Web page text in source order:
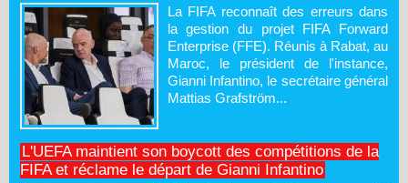
La FIFA reconnaît des erreurs dans
la gestion du projet FIFA Forward
Enterprise (FFE). Réunis à Rabat, au
Maroc, le président de l'instance,
Gianni Infantino, le secrétaire général
Mattias Grafström...
L'UEFA maintient son boycott des compétitions de la
FIFA et réclame le départ de Gianni Infantino